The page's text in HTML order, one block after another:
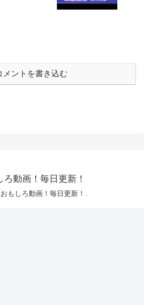
メントを書き込む
ろ動画！毎日更新！
もしろ動画！毎日更新！.